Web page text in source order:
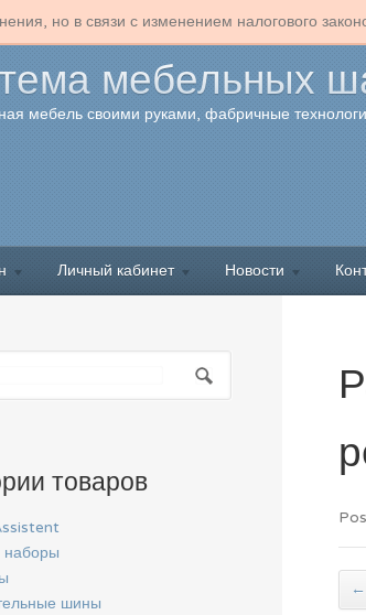
мебельных
мебель своими руками, фабричные
Личный кабинет Новости
←
товаров
наборы
шины
но в связи с изменением налогового